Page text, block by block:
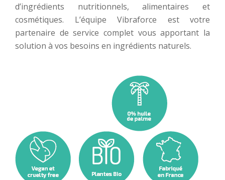
d’ingrédients nutritionnels, alimentaires et
cosmétiques. L’équipe Vibraforce est votre
partenaire de service complet vous apportant la
solution à vos besoins en ingrédients naturels.